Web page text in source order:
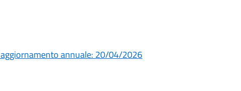
annuale: 20/04/2026